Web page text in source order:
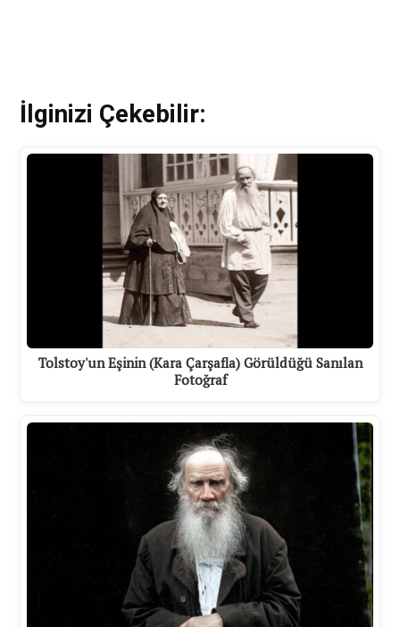
İlginizi Çekebilir:
Tolstoy'un Eşinin (Kara Çarşafla) Görüldüğü Sanılan
Fotoğraf